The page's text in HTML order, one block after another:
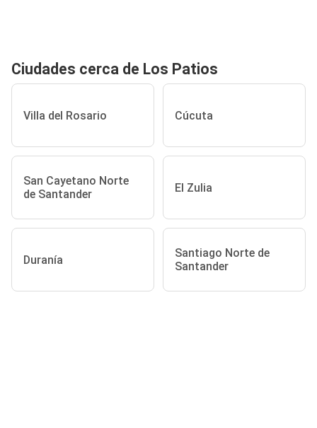
Ciudades cerca de Los Patios
Villa del Rosario Cúcuta
San Cayetano Norte
de Santander
El Zulia
Duranía
Santiago Norte de
Santander